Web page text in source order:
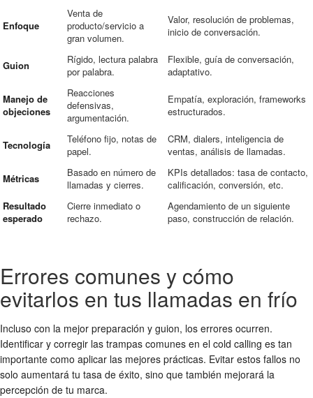
Enfoque
Venta de
producto/servicio a
gran volumen.
Valor, resolución de problemas,
inicio de conversación.
Guion
Rígido, lectura palabra
por palabra.
Flexible, guía de conversación,
adaptativo.
Manejo de
objeciones
Reacciones
defensivas,
argumentación.
Empatía, exploración, frameworks
estructurados.
Tecnología
Teléfono fijo, notas de
papel.
CRM, dialers, inteligencia de
ventas, análisis de llamadas.
Métricas
Basado en número de
llamadas y cierres.
KPIs detallados: tasa de contacto,
calificación, conversión, etc.
Resultado
esperado
Cierre inmediato o
rechazo.
Agendamiento de un siguiente
paso, construcción de relación.
Errores comunes y cómo
evitarlos en tus llamadas en frío
Incluso con la mejor preparación y guion, los errores ocurren.
Identificar y corregir las trampas comunes en el cold calling es tan
importante como aplicar las mejores prácticas. Evitar estos fallos no
solo aumentará tu tasa de éxito, sino que también mejorará la
percepción de tu marca.